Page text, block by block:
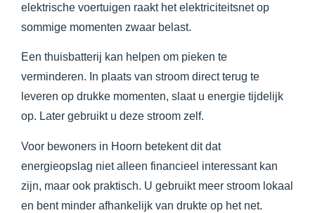
elektrische voertuigen raakt het elektriciteitsnet op
sommige momenten zwaar belast.
Een thuisbatterij kan helpen om pieken te
verminderen. In plaats van stroom direct terug te
leveren op drukke momenten, slaat u energie tijdelijk
op. Later gebruikt u deze stroom zelf.
Voor bewoners in Hoorn betekent dit dat
energieopslag niet alleen financieel interessant kan
zijn, maar ook praktisch. U gebruikt meer stroom lokaal
en bent minder afhankelijk van drukte op het net.